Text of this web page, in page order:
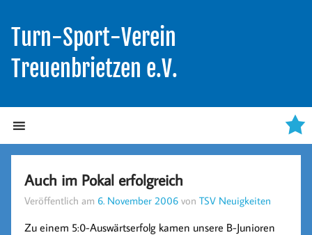
Turn-Sport-Verein
Treuenbrietzen e.V.
Auch im Pokal erfolgreich
Veröffentlich am 6. November 2006 vonTSV Neuigkeiten
Zu einem 5:0-Auswärtserfolg kamen unsere B-Junioren